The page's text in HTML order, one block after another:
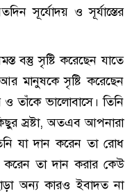
সূর্যোদয় ও সূর্যাস্তের
বস্তু সৃষ্টি করেছেন যাতে
মানুষকে সৃষ্টি করেছেন
তাঁকে ভালোবাসে। তিনি
স্রষ্টা, অতএব আপনারা
যা দান করেন তা রোধ
তা দান করার কেউ
অন্য কারও ইবাদত না